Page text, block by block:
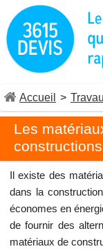
Accueil >
Les
constructions
Il existe des
dans la
économes en
de fournir des
matériaux de